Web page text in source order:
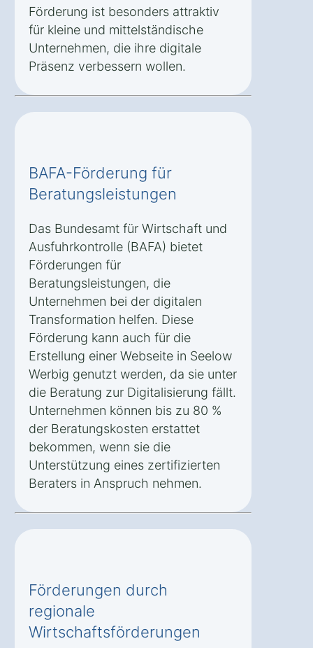
Förderung ist besonders attraktiv
für kleine und mittelständische
Unternehmen, die ihre digitale
Präsenz verbessern wollen.
BAFA-Förderung für
Beratungsleistungen
Das Bundesamt für Wirtschaft und
Ausfuhrkontrolle (BAFA) bietet
Förderungen für
Beratungsleistungen, die
Unternehmen bei der digitalen
Transformation helfen. Diese
Förderung kann auch für die
Erstellung einer Webseite in Seelow
Werbig genutzt werden, da sie unter
die Beratung zur Digitalisierung fällt.
Unternehmen können bis zu 80 %
der Beratungskosten erstattet
bekommen, wenn sie die
Unterstützung eines zertifizierten
Beraters in Anspruch nehmen.
Förderungen durch
regionale
Wirtschaftsförderungen